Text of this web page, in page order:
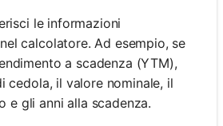
le informazioni
calcolatore. Ad esempio, se
a scadenza (YTM),
cedola, il valore nominale, il
e gli anni alla scadenza.